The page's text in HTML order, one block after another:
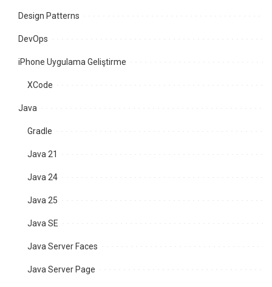
Design Patterns
DevOps
iPhone Uygulama Geliştirme
XCode
Java
Gradle
Java 21
Java 24
Java 25
Java SE
Java Server Faces
Java Server Page